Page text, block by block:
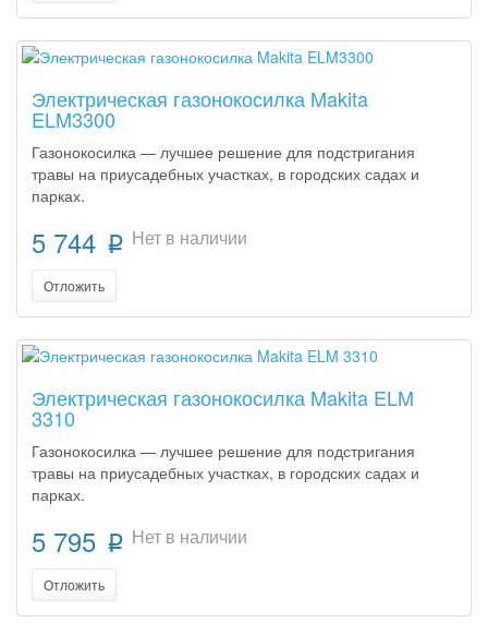
Электрическая газонокосилка Makita
ELM3300
Газонокосилка — лучшее решение для подстригания
травы на приусадебных участках, в городских садах и
парках.
5 744 p Нет в наличии
Отложить
Электрическая газонокосилка Makita ELM
3310
Газонокосилка — лучшее решение для подстригания
травы на приусадебных участках, в городских садах и
парках.
5 795 p Нет в наличии
Отложить